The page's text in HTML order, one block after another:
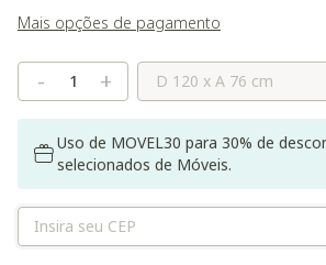
Mais opções de pagamento
- + Selecione o Tamanho
Uso de MOVEL30 para 30% de
selecionados de Móveis.